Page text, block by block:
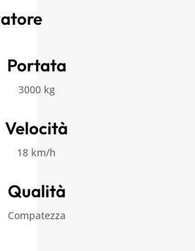
Portata
3000 kg
Velocità
18 km/h
Qualità
Compatezza